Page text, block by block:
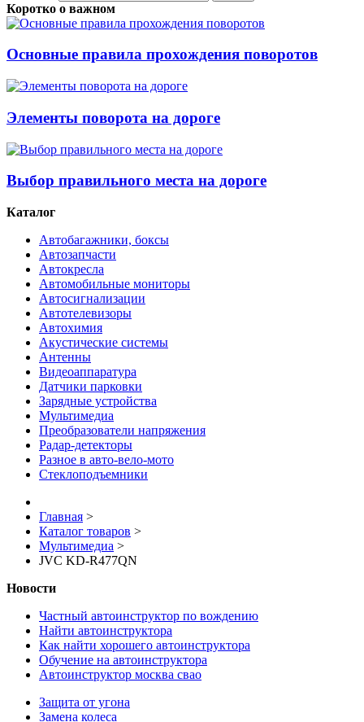
Коротко о важном
Основные правила прохождения поворотов
Элементы поворота на дороге
Выбор правильного места на дороге
Каталог
Автобагажники, боксы
Автозапчасти
Автокресла
Автомобильные мониторы
Автосигнализации
Автотелевизоры
Автохимия
Акустические системы
Антенны
Видеоаппаратура
Датчики парковки
Зарядные устройства
Мультимедиа
Преобразователи напряжения
Радар-детекторы
Разное в авто-вело-мото
Стеклоподъемники
Главная >
Каталог товаров >
Мультимедиа >
JVC KD-R477QN
Новости
Частный автоинструктор по вождению
Найти автоинструктора
Как найти хорошего автоинструктора
Обучение на автоинструктора
Автоинструктор москва свао
Защита от угона
Замена колеса